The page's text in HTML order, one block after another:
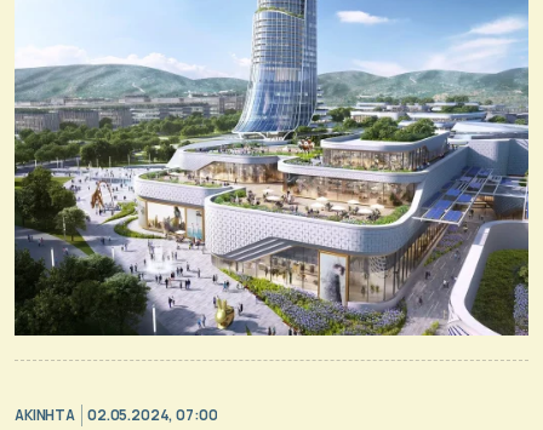
ΑΚΙΝΗΤΑ 02.05.2024, 07:00